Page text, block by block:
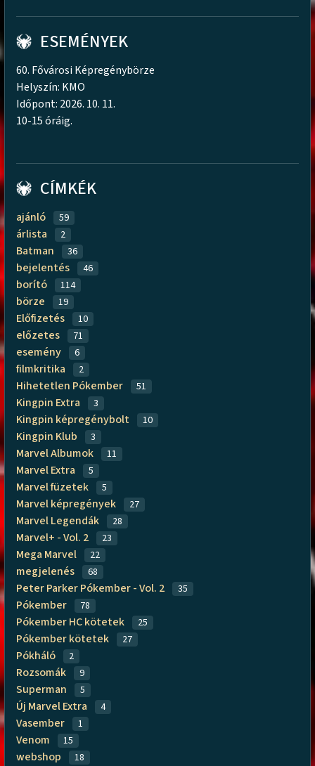
ESEMÉNYEK
60. Fővárosi Képregénybörze
Helyszín: KMO
Időpont: 2026. 10. 11.
10-15 óráig.
CÍMKÉK
ajánló 59
árlista 2
Batman 36
bejelentés 46
borító 114
börze 19
Előfizetés 10
előzetes 71
esemény 6
filmkritika 2
Hihetetlen Pókember 51
Kingpin Extra 3
Kingpin képregénybolt 10
Kingpin Klub 3
Marvel Albumok 11
Marvel Extra 5
Marvel füzetek 5
Marvel képregények 27
Marvel Legendák 28
Marvel+ - Vol. 2 23
Mega Marvel 22
megjelenés 68
Peter Parker Pókember - Vol. 2 35
Pókember 78
Pókember HC kötetek 25
Pókember kötetek 27
Pókháló 2
Rozsomák 9
Superman 5
Új Marvel Extra 4
Vasember 1
Venom 15
webshop 18